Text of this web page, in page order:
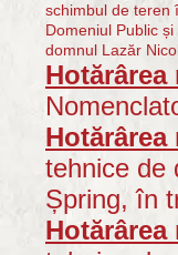
schimbul de teren
Domeniul Public
domnul Lazăr
Hotărârea
Hotărârea
tehnice de
Șpring, în
Hotărârea